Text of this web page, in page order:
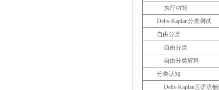
执行功能
Delis-Kaplan分类测试
自由分类
自由分类
自由分类解释
分类认知
Delis-Kaplan言语流